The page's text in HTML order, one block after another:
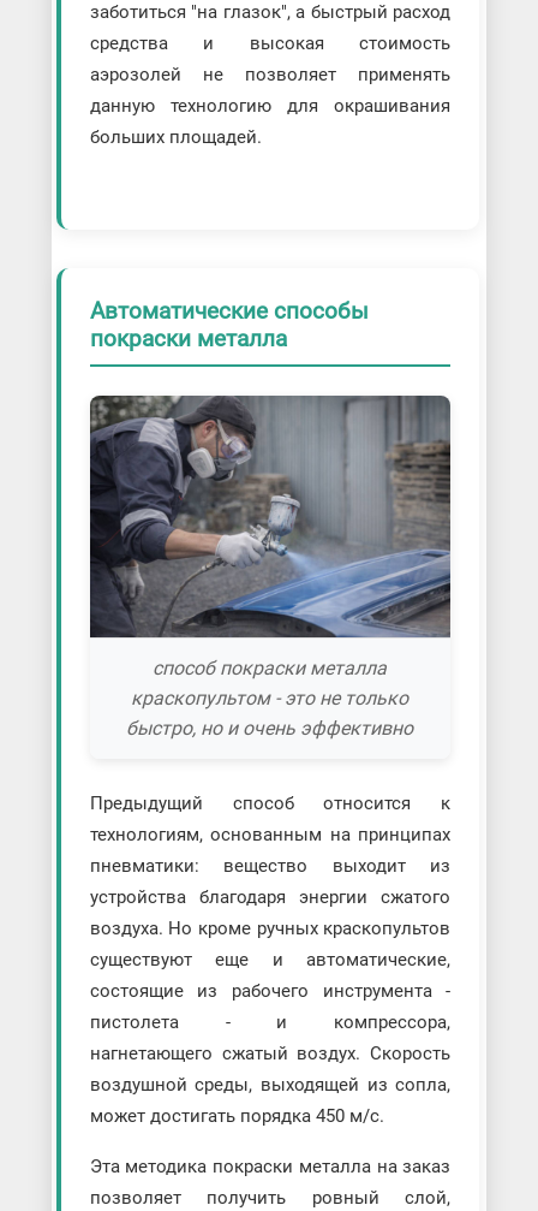
заботиться "на глазок", а быстрый расход
средства и высокая стоимость
аэрозолей не позволяет применять
данную технологию для окрашивания
больших площадей.
Автоматические способы
покраски металла
способ покраски металла
краскопультом - это не только
быстро, но и очень эффективно
Предыдущий способ относится к
технологиям, основанным на принципах
пневматики: вещество выходит из
устройства благодаря энергии сжатого
воздуха. Но кроме ручных краскопультов
существуют еще и автоматические,
состоящие из рабочего инструмента -
пистолета - и компрессора,
нагнетающего сжатый воздух. Скорость
воздушной среды, выходящей из сопла,
может достигать порядка 450 м/с.
Эта методика покраски металла на заказ
позволяет получить ровный слой,